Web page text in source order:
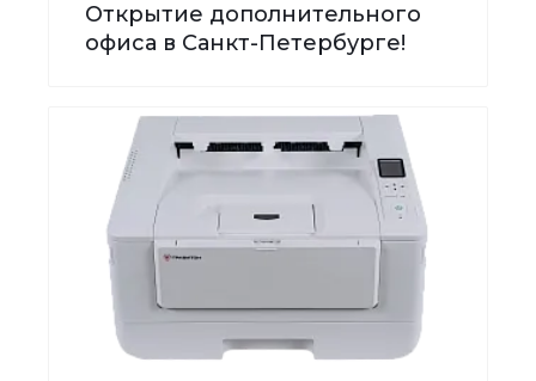
Открытие дополнительного
офиса в Санкт-Петербурге!